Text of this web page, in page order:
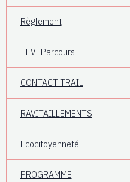
Règlement
TEV : Parcours
CONTACT TRAIL
RAVITAILLEMENTS
Ecocitoyenneté
PROGRAMME